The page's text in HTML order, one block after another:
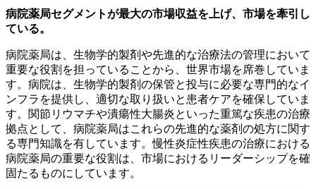
病院薬局セグメントが最大の市場収益を上げ、市場を牽引し
ている。
病院薬局は、生物学的製剤や先進的な治療法の管理において
重要な役割を担っていることから、世界市場を席巻していま
す。病院は、生物学的製剤の保管と投与に必要な専門的なイ
ンフラを提供し、適切な取り扱いと患者ケアを確保していま
す。関節リウマチや潰瘍性大腸炎といった重篤な疾患の治療
拠点として、病院薬局はこれらの先進的な薬剤の処方に関す
る専門知識を有しています。慢性炎症性疾患の治療における
病院薬局の重要な役割は、市場におけるリーダーシップを確
固たるものにしています。